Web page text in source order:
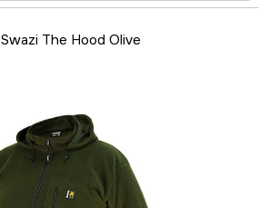
Swazi The Hood Olive